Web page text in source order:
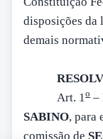
disposições da
demais
Art. 1o–
SABINO, para
comissão de